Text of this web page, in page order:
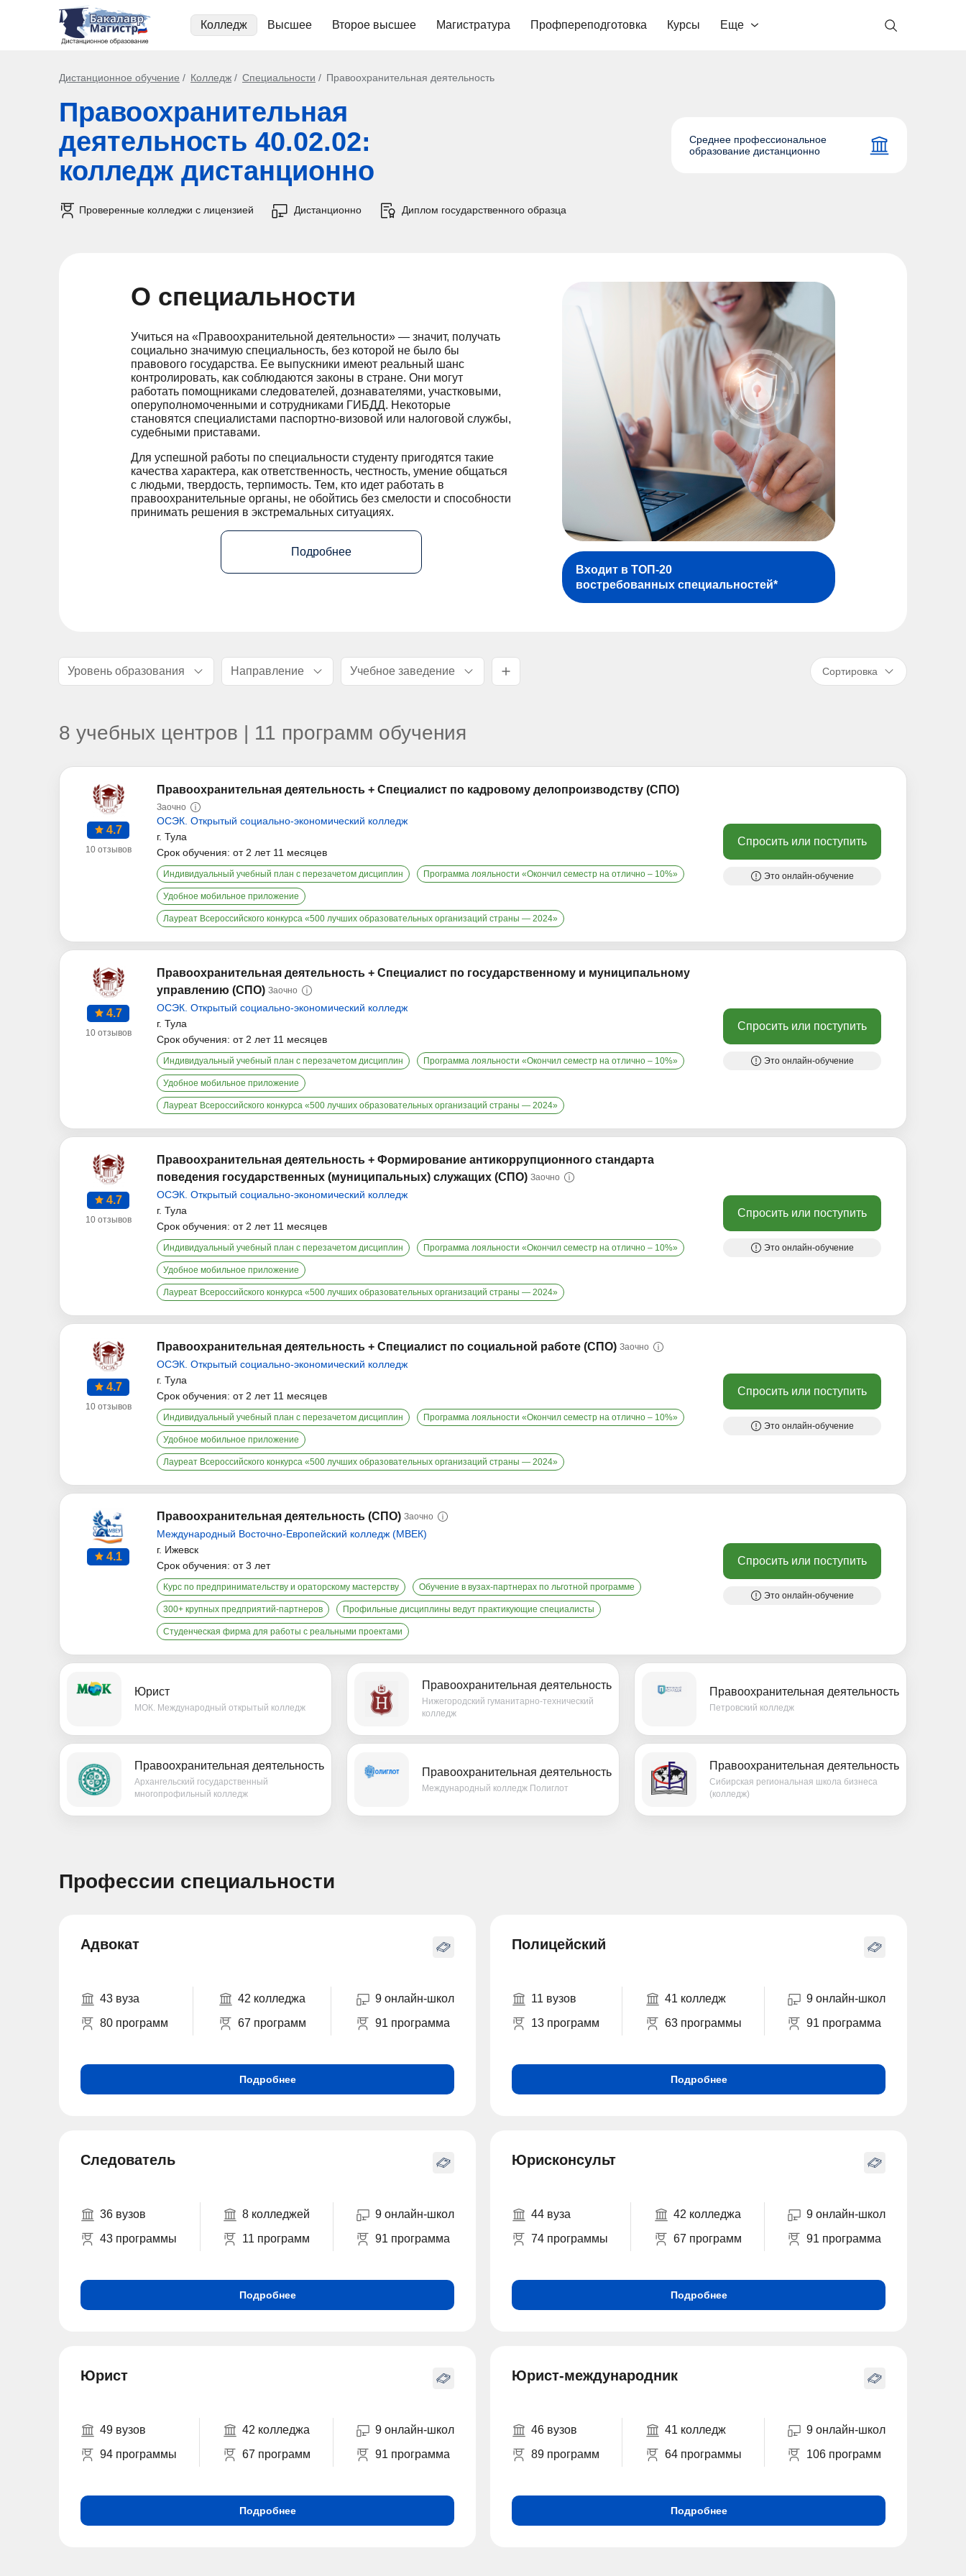
Колледж Высшее Второе высшее Магистратура Профпереподготовка Курсы Еще
Дистанционное обучение Колледж Специальности Правоохранительная деятельность
Правоохранительная
деятельность 40.02.02:
колледж дистанционно
Среднее профессиональное
образование дистанционно
Проверенные колледжи с лицензией Дистанционно Диплом государственного образца
О специальности
Учиться на «Правоохранительной деятельности» — значит, получать
социально значимую специальность, без которой не было бы
правового государства. Ее выпускники имеют реальный шанс
контролировать, как соблюдаются законы в стране. Они могут
работать помощниками следователей, дознавателями, участковыми,
оперуполномоченными и сотрудниками ГИБДД. Некоторые
становятся специалистами паспортно-визовой или налоговой службы,
судебными приставами.
Для успешной работы по специальности студенту пригодятся такие
качества характера, как ответственность, честность, умение общаться
с людьми, твердость, терпимость. Тем, кто идет работать в
правоохранительные органы, не обойтись без смелости и способности
принимать решения в экстремальных ситуациях.
Подробнее
Входит в ТОП-20
востребованных специальностей*
Уровень образования Направление Учебное заведение Сортировка
8 учебных центров | 11 программ обучения
4.7
10 отзывов
Правоохранительная деятельность + Специалист по кадровому делопроизводству (СПО)
Заочно
ОСЭК. Открытый социально-экономический колледж
г. Тула
Срок обучения: от 2 лет 11 месяцев
Индивидуальный учебный план с перезачетом дисциплин Программа лояльности «Окончил семестр на отлично – 10%»
Удобное мобильное приложение
Лауреат Всероссийского конкурса «500 лучших образовательных организаций страны — 2024»
Спросить или поступить
Это онлайн-обучение
4.7
10 отзывов
Правоохранительная деятельность + Специалист по государственному и муниципальному
управлению (СПО) Заочно
ОСЭК. Открытый социально-экономический колледж
г. Тула
Срок обучения: от 2 лет 11 месяцев
Индивидуальный учебный план с перезачетом дисциплин Программа лояльности «Окончил семестр на отлично – 10%»
Удобное мобильное приложение
Лауреат Всероссийского конкурса «500 лучших образовательных организаций страны — 2024»
Спросить или поступить
Это онлайн-обучение
4.7
10 отзывов
Правоохранительная деятельность + Формирование антикоррупционного стандарта
поведения государственных (муниципальных) служащих (СПО) Заочно
ОСЭК. Открытый социально-экономический колледж
г. Тула
Срок обучения: от 2 лет 11 месяцев
Индивидуальный учебный план с перезачетом дисциплин Программа лояльности «Окончил семестр на отлично – 10%»
Удобное мобильное приложение
Лауреат Всероссийского конкурса «500 лучших образовательных организаций страны — 2024»
Спросить или поступить
Это онлайн-обучение
4.7
10 отзывов
Правоохранительная деятельность + Специалист по социальной работе (СПО) Заочно
ОСЭК. Открытый социально-экономический колледж
г. Тула
Срок обучения: от 2 лет 11 месяцев
Индивидуальный учебный план с перезачетом дисциплин Программа лояльности «Окончил семестр на отлично – 10%»
Удобное мобильное приложение
Лауреат Всероссийского конкурса «500 лучших образовательных организаций страны — 2024»
Спросить или поступить
Это онлайн-обучение
4.1
Правоохранительная деятельность (СПО) Заочно
Международный Восточно-Европейский колледж (МВЕК)
г. Ижевск
Срок обучения: от 3 лет
Курс по предпринимательству и ораторскому мастерству Обучение в вузах-партнерах по льготной программе
300+ крупных предприятий-партнеров Профильные дисциплины ведут практикующие специалисты
Студенческая фирма для работы с реальными проектами
Спросить или поступить
Это онлайн-обучение
Юрист
МОК. Международный открытый колледж
Правоохранительная деятельность
Нижегородский гуманитарно-технический
колледж
Правоохранительная деятельность
Петровский колледж
Правоохранительная деятельность
Архангельский государственный
многопрофильный колледж
Правоохранительная деятельность
Международный колледж Полиглот
Правоохранительная деятельность
Сибирская региональная школа бизнеса
(колледж)
Профессии специальности
Адвокат
43 вуза
80 программ
42 колледжа
67 программ
9 онлайн-школ
91 программа
Подробнее
Полицейский
11 вузов
13 программ
41 колледж
63 программы
9 онлайн-школ
91 программа
Подробнее
Следователь
36 вузов
43 программы
8 колледжей
11 программ
9 онлайн-школ
91 программа
Подробнее
Юрисконсульт
44 вуза
74 программы
42 колледжа
67 программ
9 онлайн-школ
91 программа
Подробнее
Юрист
49 вузов
94 программы
42 колледжа
67 программ
9 онлайн-школ
91 программа
Подробнее
Юрист-международник
46 вузов
89 программ
41 колледж
64 программы
9 онлайн-школ
106 программ
Подробнее